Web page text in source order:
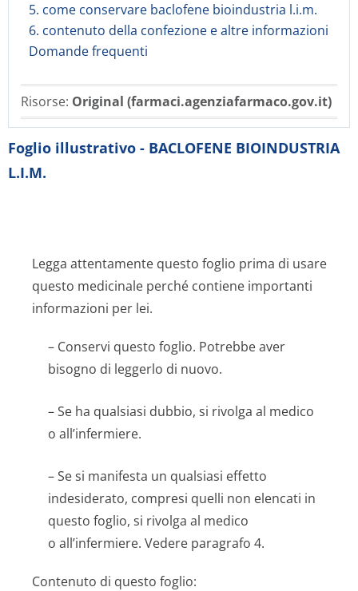
5. come conservare baclofene bioindustria l.i.m.
6. contenuto della confezione e altre informazioni
Domande frequenti
Risorse: Original (farmaci.agenziafarmaco.gov.it)
Foglio illustrativo - BACLOFENE BIOINDUSTRIA
L.I.M.
Legga attentamente questo foglio prima di usare
questo medicinale perché contiene importanti
informazioni per lei.
– Conservi questo foglio. Potrebbe aver
bisogno di leggerlo di nuovo.
– Se ha qualsiasi dubbio, si rivolga al medico
o all’infermiere.
– Se si manifesta un qualsiasi effetto
indesiderato, compresi quelli non elencati in
questo foglio, si rivolga al medico
o all’infermiere. Vedere paragrafo 4.
Contenuto di questo foglio: